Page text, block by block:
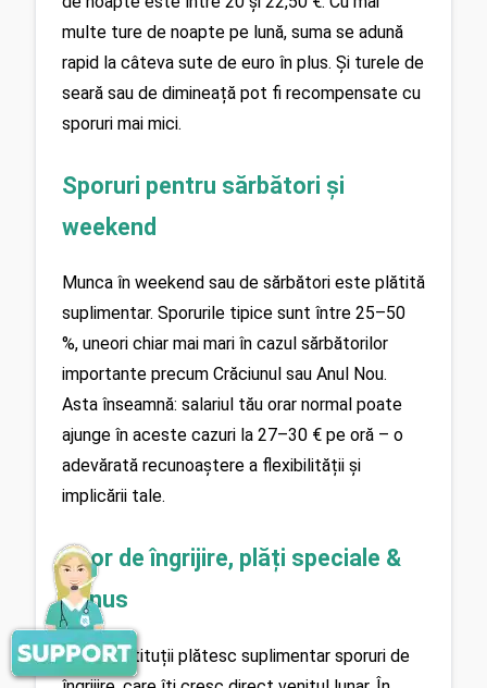
multe ture de noapte pe lună, suma se adună
rapid la câteva sute de euro în plus. Și turele de
seară sau de dimineață pot fi recompensate cu
sporuri mai mici.
Sporuri pentru sărbători și
weekend
Munca în weekend sau de sărbători este plătită
suplimentar. Sporurile tipice sunt între 25–50
%, uneori chiar mai mari în cazul sărbătorilor
importante precum Crăciunul sau Anul Nou.
Asta înseamnă: salariul tău orar normal poate
ajunge în aceste cazuri la 27–30 € pe oră – o
adevărată recunoaștere a flexibilității și
implicării tale.
Spor de îngrijire, plăți speciale &
bonus
Multe instituții plătesc suplimentar sporuri de